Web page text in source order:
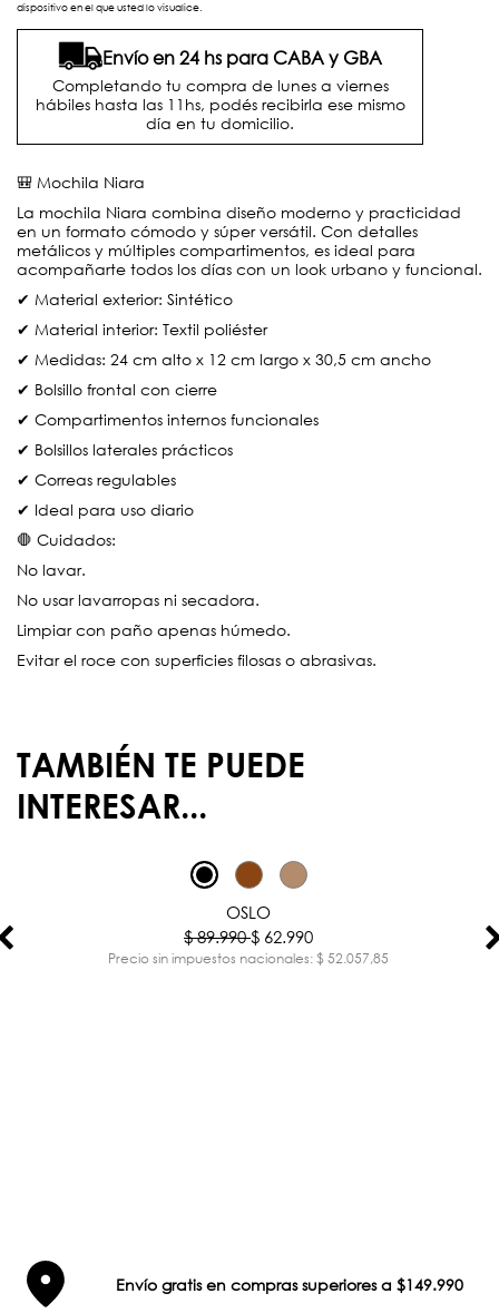
dispositivo en el que usted lo visualice.
Envío en 24 hs para CABA y GBA
Completando tu compra de lunes a viernes
hábiles hasta las 11hs, podés recibirla ese mismo
día en tu domicilio.
🎒 Mochila Niara
La mochila Niara combina diseño moderno y practicidad
en un formato cómodo y súper versátil. Con detalles
metálicos y múltiples compartimentos, es ideal para
acompañarte todos los días con un look urbano y funcional.
✔ Material exterior: Sintético
✔ Material interior: Textil poliéster
✔ Medidas: 24 cm alto x 12 cm largo x 30,5 cm ancho
✔ Bolsillo frontal con cierre
✔ Compartimentos internos funcionales
✔ Bolsillos laterales prácticos
✔ Correas regulables
✔ Ideal para uso diario
🛑 Cuidados:
No lavar.
No usar lavarropas ni secadora.
Limpiar con paño apenas húmedo.
Evitar el roce con superficies filosas o abrasivas.
TAMBIÉN TE PUEDE
INTERESAR...
OSLO
$ 89.990$ 62.990
Precio sin impuestos nacionales: $ 52.057,85
Envío gratis en compras superiores a $149.990